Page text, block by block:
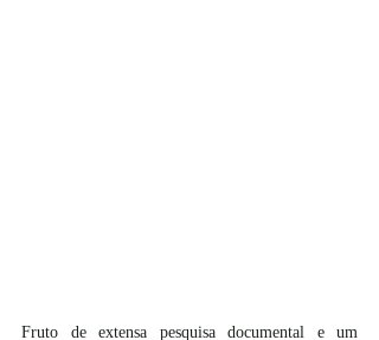
Fruto de extensa pesquisa documental e um